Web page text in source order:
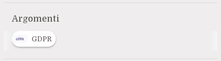
Argomenti
GDPR